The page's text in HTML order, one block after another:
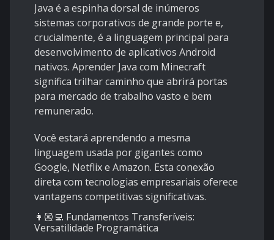
Java é a espinha dorsal de inúmeros
sistemas corporativos de grande porte e,
crucialmente, é a linguagem principal para
desenvolvimento de aplicativos Android
nativos. Aprender Java com Minecraft
significa trilhar caminho que abrirá portas
para mercado de trabalho vasto e bem
remunerado.
Você estará aprendendo a mesma
linguagem usada por gigantes como
Google, Netflix e Amazon. Esta conexão
direta com tecnologias empresariais oferece
vantagens competitivas significativas.
👩🏼‍💻 Fundamentos Transferíveis:
Versatilidade Programática